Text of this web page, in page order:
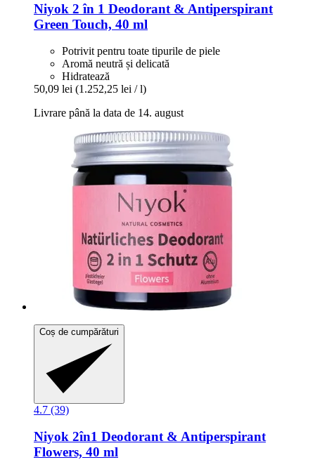
Niyok 2 în 1 Deodorant & Antiperspirant
Green Touch, 40 ml
Potrivit pentru toate tipurile de piele
Aromă neutră și delicată
Hidratează
50,09 lei (1.252,25 lei / l)
Livrare până la data de 14. august
Coș de cumpărături
4.7 (39)
Niyok 2în1 Deodorant & Antiperspirant
Flowers, 40 ml